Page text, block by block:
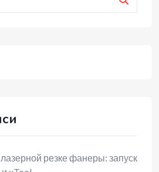
резке фанеры: запуск